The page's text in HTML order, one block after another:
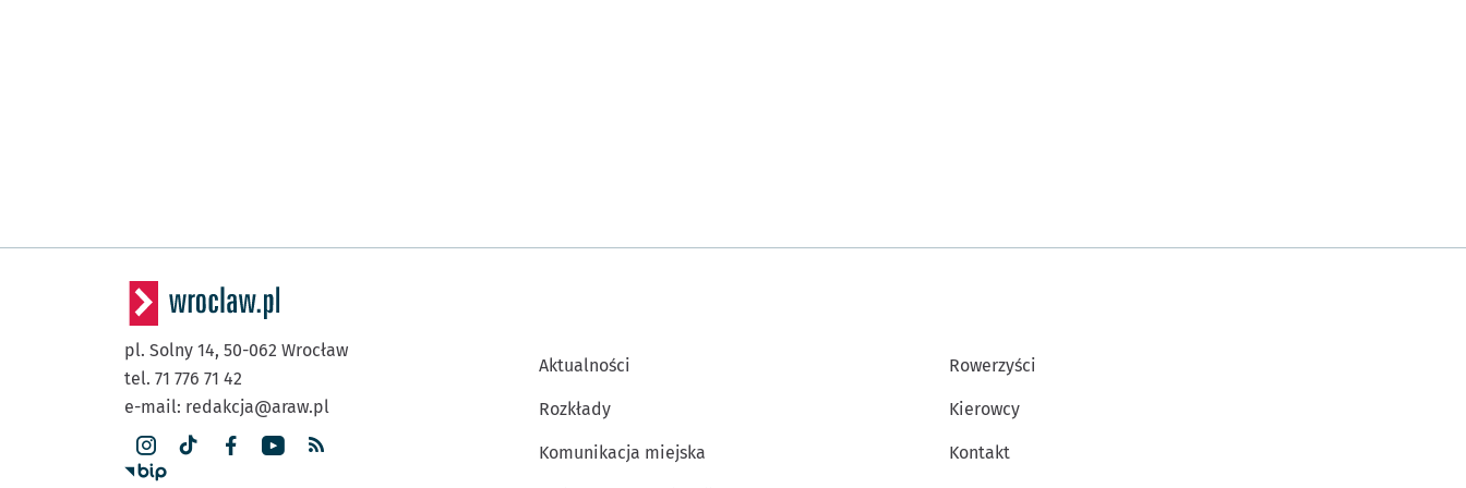
pl. Solny 14, 50-062 Wrocław
tel. 71 776 71 42
e-mail: redakcja@araw.pl
Aktualności
Rozkłady
Komunikacja miejska
Rowerzyści
Kierowcy
Kontakt